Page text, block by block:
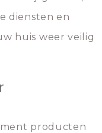
diensten en
huis weer veilig
producten